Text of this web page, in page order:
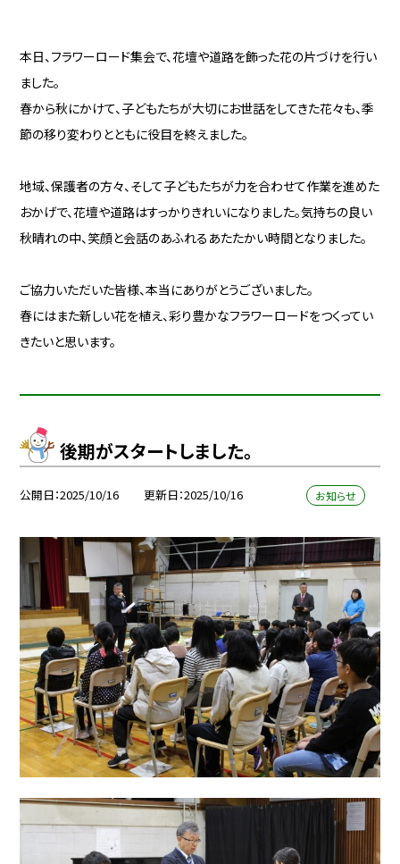
本日、フラワーロード集会で、花壇や道路を飾った花の片づけを行い
ました。
春から秋にかけて、子どもたちが大切にお世話をしてきた花々も、季
節の移り変わりとともに役目を終えました。
地域、保護者の方々、そして子どもたちが力を合わせて作業を進めた
おかげで、花壇や道路はすっかりきれいになりました。気持ちの良い
秋晴れの中、笑顔と会話のあふれるあたたかい時間となりました。
ご協力いただいた皆様、本当にありがとうございました。
春にはまた新しい花を植え、彩り豊かなフラワーロードをつくってい
きたいと思います。
後期がスタートしました。
公開日 2025/10/16 更新日 2025/10/16 お知らせ